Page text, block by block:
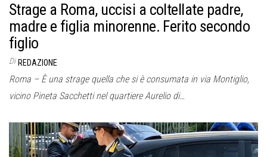
Strage a Roma, uccisi a coltellate padre,
madre e figlia minorenne. Ferito secondo
figlio
Di REDAZIONE
Roma – È una strage quella che si è consumata in via Montiglio,
vicino Pineta Sacchetti nel quartiere Aurelio di…